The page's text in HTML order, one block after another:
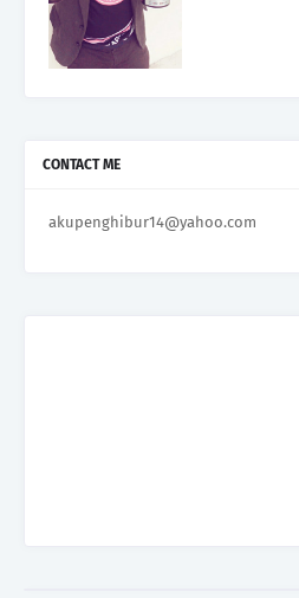
CONTACT ME
akupenghibur14@yahoo.com